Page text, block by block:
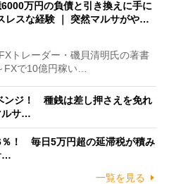
6000万円の負債と引き換えに手に
レスな経験 ｜ 突然マルサがや…
トレーダー・磯貝清明氏の著書
FXで10億円稼い…
ンジ！ 種銭は差し押さえを免れ
ルサ…
％！ 毎日5万円超の延滞税が積み
…
一覧を見る